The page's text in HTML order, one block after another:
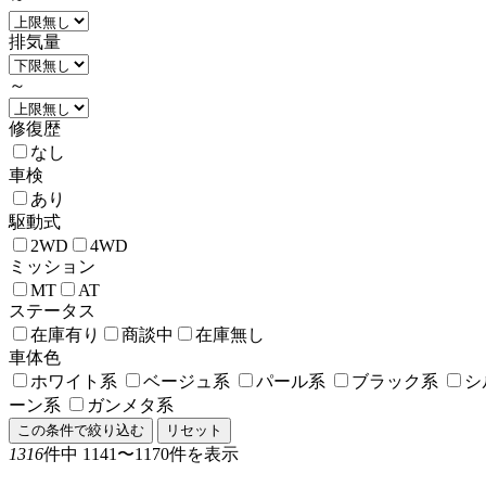
排気量
～
修復歴
なし
車検
あり
駆動式
2WD
4WD
ミッション
MT
AT
ステータス
在庫有り
商談中
在庫無し
車体色
ホワイト系
ベージュ系 パール系 ブラック系
ーン系
ガンメタ系
この条件で絞り込む リセット
1316件中 1141〜1170件を表示